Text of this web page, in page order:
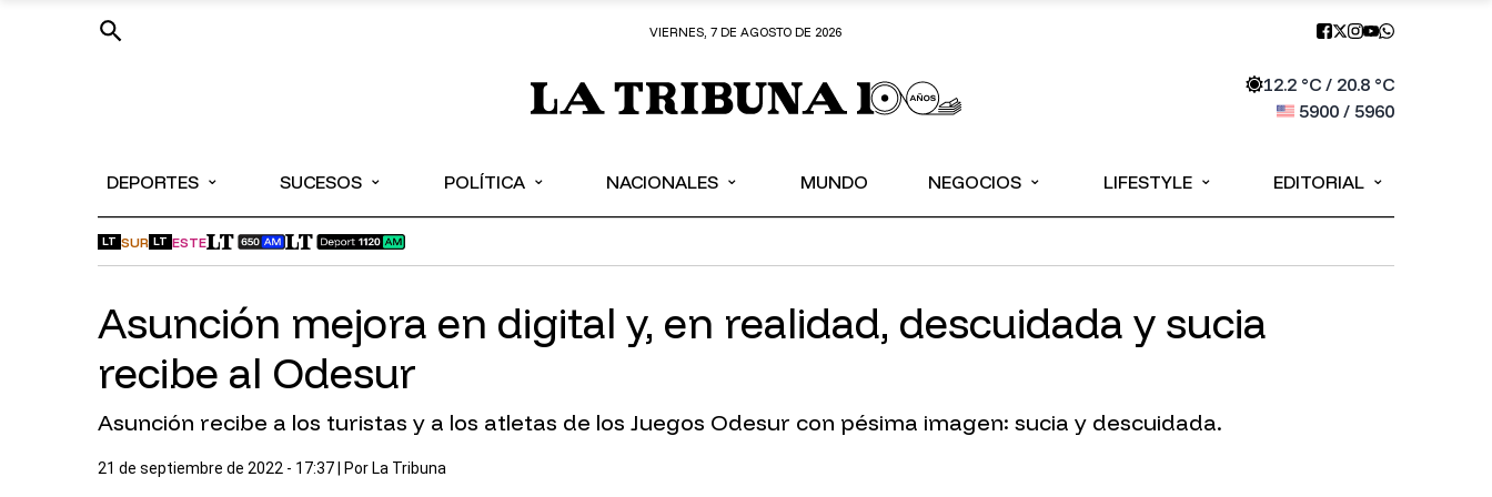
VIERNES, 7 DE AGOSTO DE 2026
12.2°C / 20.8°C
5900/ 5960
DEPORTES ⌄ SUCESOS ⌄ POLÍTICA ⌄ NACIONALES ⌄ MUNDO NEGOCIOS ⌄ LIFESTYLE ⌄ EDITORIAL ⌄
LT SUR LT ESTE
Asunción mejora en digital y, en realidad, descuidada y sucia
recibe al Odesur
Asunción recibe a los turistas y a los atletas de los Juegos Odesur con pésima imagen: sucia y descuidada.
21 de septiembre de 2022 - 17:37 | Por La Tribuna